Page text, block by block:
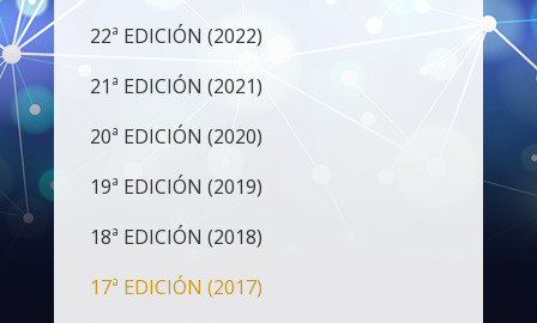
22ª EDICIÓN (2022)
21ª EDICIÓN (2021)
20ª EDICIÓN (2020)
19ª EDICIÓN (2019)
18ª EDICIÓN (2018)
17ª EDICIÓN (2017)